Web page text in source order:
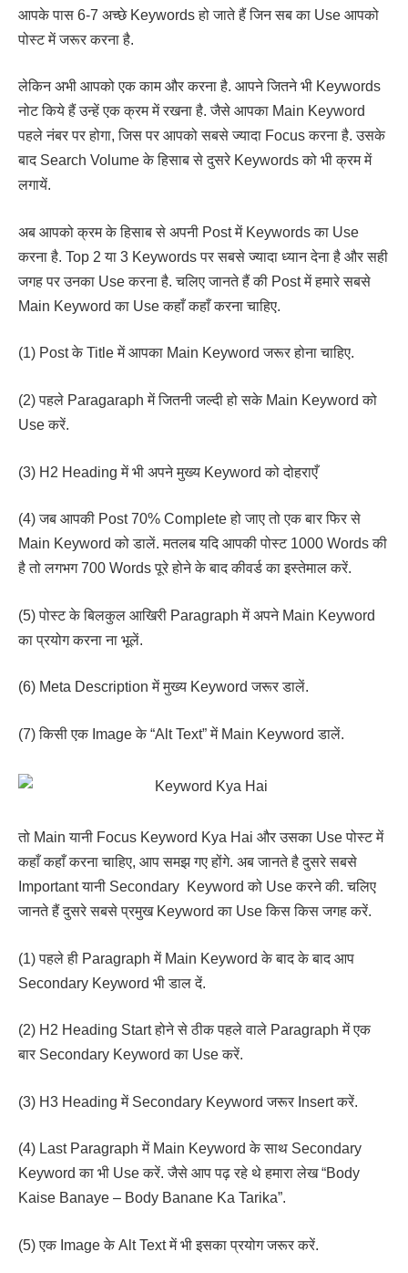
आपके पास 6-7 अच्छे Keywords हो जाते हैं जिन सब का Use आपको
पोस्ट में जरूर करना है.
लेकिन अभी आपको एक काम और करना है. आपने जितने भी Keywords
नोट किये हैं उन्हें एक क्रम में रखना है. जैसे आपका Main Keyword
पहले नंबर पर होगा, जिस पर आपको सबसे ज्यादा Focus करना है. उसके
बाद Search Volume के हिसाब से दुसरे Keywords को भी क्रम में
लगायें.
अब आपको क्रम के हिसाब से अपनी Post में Keywords का Use
करना है. Top 2 या 3 Keywords पर सबसे ज्यादा ध्यान देना है और सही
जगह पर उनका Use करना है. चलिए जानते हैं की Post में हमारे सबसे
Main Keyword का Use कहाँ कहाँ करना चाहिए.
(1) Post के Title में आपका Main Keyword जरूर होना चाहिए.
(2) पहले Paragaraph में जितनी जल्दी हो सके Main Keyword को
Use करें.
(3) H2 Heading में भी अपने मुख्य Keyword को दोहराएँ
(4) जब आपकी Post 70% Complete हो जाए तो एक बार फिर से
Main Keyword को डालें. मतलब यदि आपकी पोस्ट 1000 Words की
है तो लगभग 700 Words पूरे होने के बाद कीवर्ड का इस्तेमाल करें.
(5) पोस्ट के बिलकुल आखिरी Paragraph में अपने Main Keyword
का प्रयोग करना ना भूलें.
(6) Meta Description में मुख्य Keyword जरूर डालें.
(7) किसी एक Image के “Alt Text” में Main Keyword डालें.
तो Main यानी Focus Keyword Kya Hai और उसका Use पोस्ट में
कहाँ कहाँ करना चाहिए, आप समझ गए होंगे. अब जानते है दुसरे सबसे
Important यानी Secondary Keyword को Use करने की. चलिए
जानते हैं दुसरे सबसे प्रमुख Keyword का Use किस किस जगह करें.
(1) पहले ही Paragraph में Main Keyword के बाद के बाद आप
Secondary Keyword भी डाल दें.
(2) H2 Heading Start होने से ठीक पहले वाले Paragraph में एक
बार Secondary Keyword का Use करें.
(3) H3 Heading में Secondary Keyword जरूर Insert करें.
(4) Last Paragraph में Main Keyword के साथ Secondary
Keyword का भी Use करें. जैसे आप पढ़ रहे थे हमारा लेख “Body
Kaise Banaye – Body Banane Ka Tarika”.
(5) एक Image के Alt Text में भी इसका प्रयोग जरूर करें.